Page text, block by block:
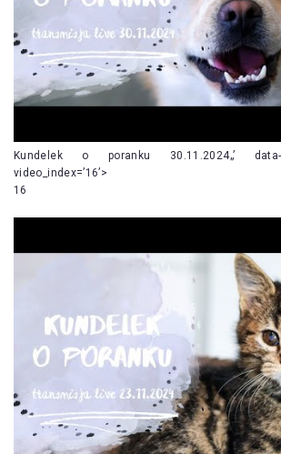
Kundelek o poranku 30.11.2024„’ data-
video_index=’16’>
16